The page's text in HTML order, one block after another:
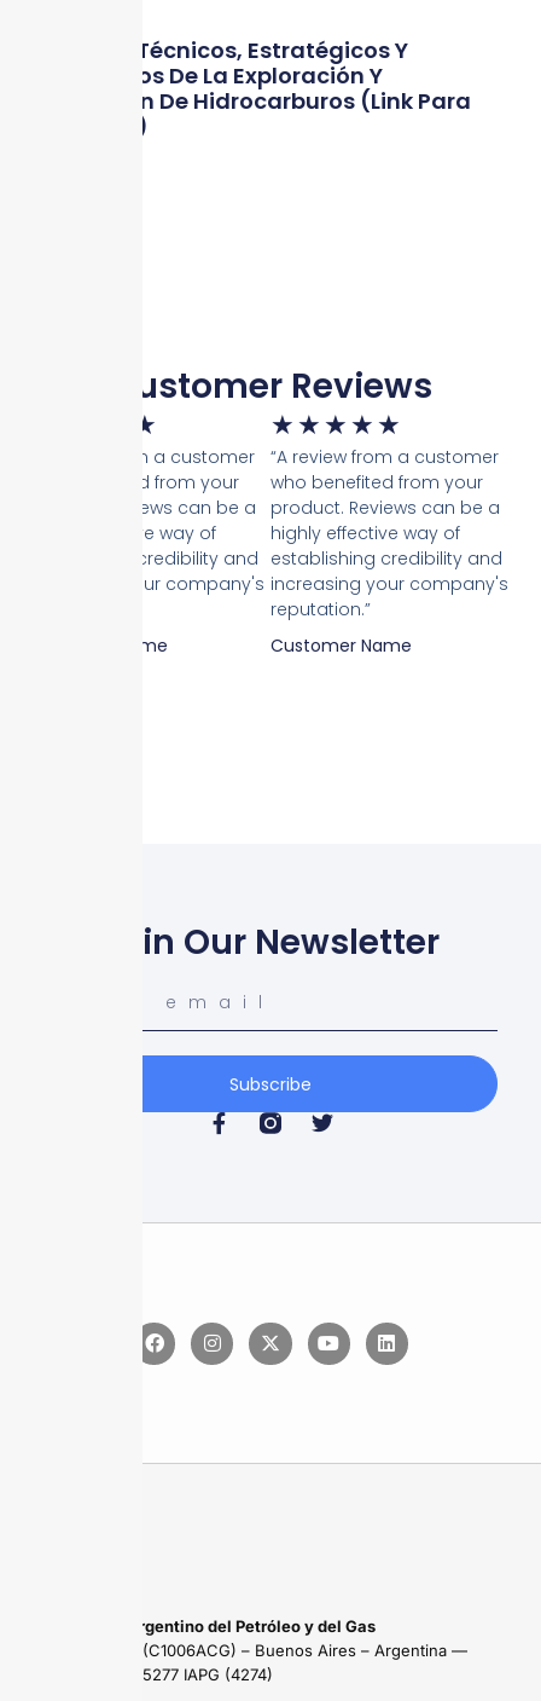
Aspectos Técnicos, Estratégicos Y
Económicos De La Exploración Y
Producción De Hidrocarburos (Link Para
Descarga)
Customer Reviews
★
“A review from a customer
who benefited from your
product. Reviews can be a
highly effective way of
establishing credibility and
increasing your company's
Customer Name
★ ★ ★ ★ ★
“A review from a customer
who benefited from your
product. Reviews can be a
highly effective way of
establishing credibility and
increasing your company's
reputation.”
Customer Name
Join Our Newsletter
Subscribe
Instituto Argentino del Petróleo y del Gas
Maipú 639 (C1006ACG) – Buenos Aires – Argentina —
Tel: (54 11) 5277 IAPG (4274)